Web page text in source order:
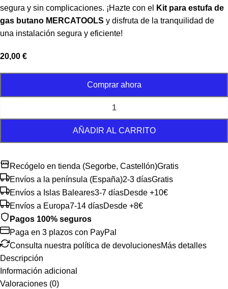
segura y sin complicaciones. ¡Hazte con el
Kit para estufa de
gas butano MERCATOOLS y disfruta de la tranquilidad de
una instalación segura y eficiente!
20,00 €
AÑADIR AL CARRITO
Comprar ahora
Recógelo en tienda (Segorbe, Castellón)Gratis
Envíos a la península (España)2-3 díasGratis
Envíos a Islas Baleares3-7 díasDesde +10€
Envíos a Europa7-14 díasDesde +8€
Pagos 100% seguros
Paga en 3 plazos con PayPal
Consulta nuestra política de devolucionesMás detalles
Descripción
Información adicional
Valoraciones (0)